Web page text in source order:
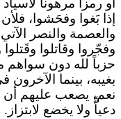
أو رمزاً مرهوناً
إذا بَغوا وفحَشوا،
والعصمة والنصر
وفجّروا وقاتلوا
حزباً لله دون سواهم
بغيبه، بينما
نعم، يصعب عليهم أن
دعياًّ ولا يخضع